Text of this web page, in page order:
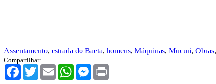
Assentamento, estrada do Baeta, homens, Máquinas, Mucuri, Obras,
Compartilhar:
Facebook
TwitterEmail WhatsAppMessenger